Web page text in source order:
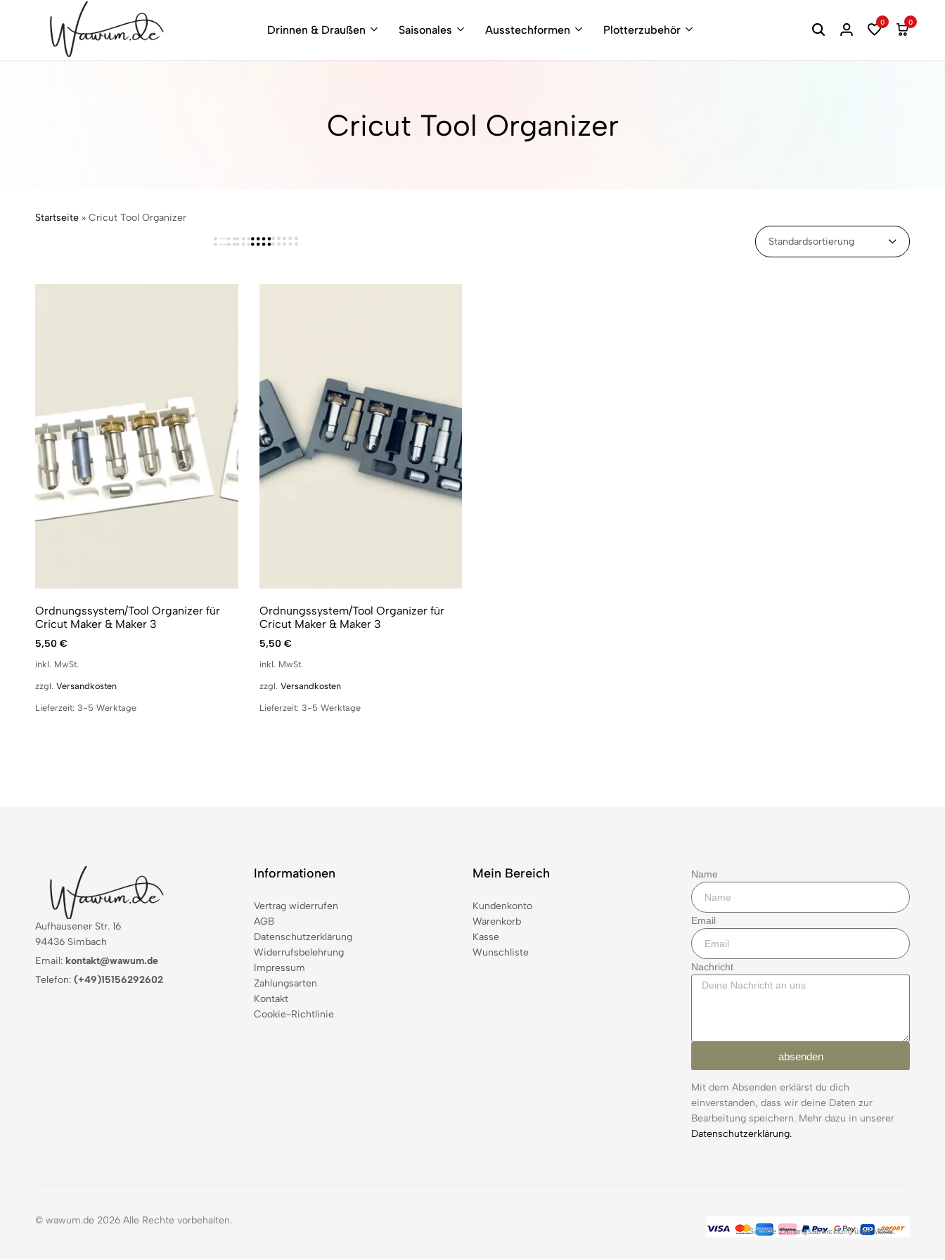
Drinnen & Draußen Saisonales Ausstechformen Plotterzubehör
0 0
Cricut Tool Organizer
Startseite » Cricut Tool Organizer
Standardsortierung
Ordnungssystem/Tool Organizer für
Cricut Maker & Maker 3
5,50 €
inkl. MwSt.
zzgl. Versandkosten
Lieferzeit: 3-5 Werktage
Ordnungssystem/Tool Organizer für
Cricut Maker & Maker 3
5,50 €
inkl. MwSt.
zzgl. Versandkosten
Lieferzeit: 3-5 Werktage
Aufhausener Str. 16
94436 Simbach
Email: kontakt@wawum.de
Telefon: (+49)15156292602
Informationen
Vertrag widerrufen
AGB
Datenschutzerklärung
Widerrufsbelehrung
Impressum
Zahlungsarten
Kontakt
Cookie-Richtlinie
Mein Bereich
Kundenkonto
Warenkorb
Kasse
Wunschliste
Name
Email
Nachricht
absenden
Mit dem Absenden erklärst du dich
einverstanden, dass wir deine Daten zur
Bearbeitung speichern. Mehr dazu in unserer
Datenschutzerklärung.
© wawum.de 2026 Alle Rechte vorbehalten.
Sichere Zahlungsabwicklung über Mollie.